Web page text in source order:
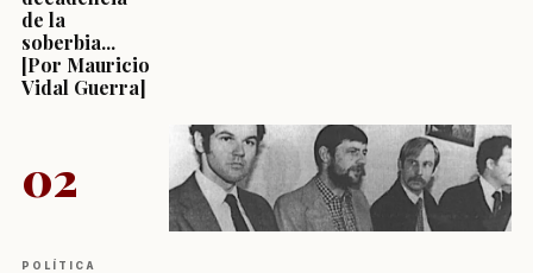
de la
soberbia...
[Por Mauricio
Vidal Guerra]
02
POLÍTICA